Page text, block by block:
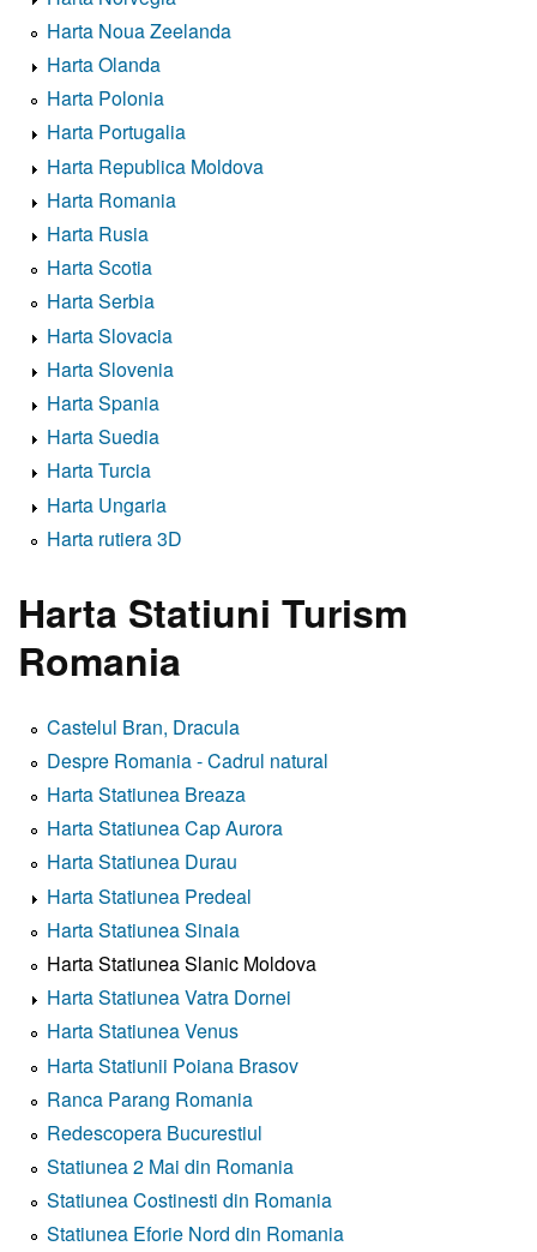
Harta Noua Zeelanda
Harta Olanda
Harta Polonia
Harta Portugalia
Harta Republica Moldova
Harta Romania
Harta Rusia
Harta Scotia
Harta Serbia
Harta Slovacia
Harta Slovenia
Harta Spania
Harta Suedia
Harta Turcia
Harta Ungaria
Harta rutiera 3D
Harta Statiuni Turism
Romania
Castelul Bran, Dracula
Despre Romania - Cadrul natural
Harta Statiunea Breaza
Harta Statiunea Cap Aurora
Harta Statiunea Durau
Harta Statiunea Predeal
Harta Statiunea Sinaia
Harta Statiunea Slanic Moldova
Harta Statiunea Vatra Dornei
Harta Statiunea Venus
Harta Statiunii Poiana Brasov
Ranca Parang Romania
Redescopera Bucurestiul
Statiunea 2 Mai din Romania
Statiunea Costinesti din Romania
Statiunea Eforie Nord din Romania